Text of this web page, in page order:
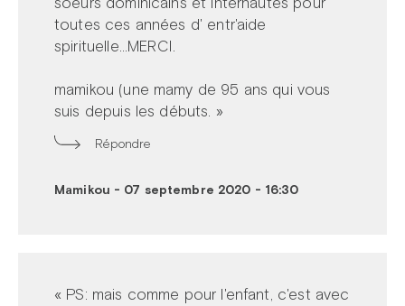
toutes ces années d' entr'aide
spirituelle...MERCI.
mamikou (une mamy de 95 ans qui vous
suis depuis les débuts. »
Répondre
Mamikou - 07 septembre 2020 - 16:30
« PS: mais comme pour l'enfant, c'est avec